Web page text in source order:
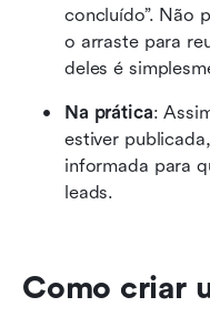
concluído”. Não
o arraste para
deles é
Na prática:
estiver
informada para
leads.
Como criar